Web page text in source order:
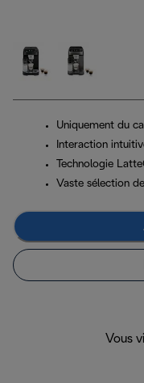
Uniquement du
Interaction
Technologie
Vaste sélection
Vous